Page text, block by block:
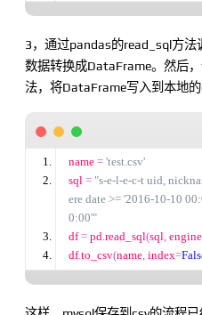
3，通过pandas的read_sql方
数据转换成DataFrame。然后
法，将DataFrame写入到本地的
name = 'test.csv'
sql = "s-e-l-e-c-t uid,
ere date >= '2016-10-10
0:00'"
df = pd.read_sql(sql, engine
df.to_csv(name, index=